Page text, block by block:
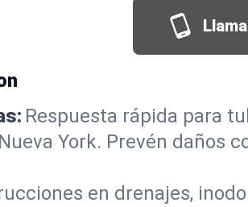
Respuesta rápida para
York. Prevén daños
en drenajes,